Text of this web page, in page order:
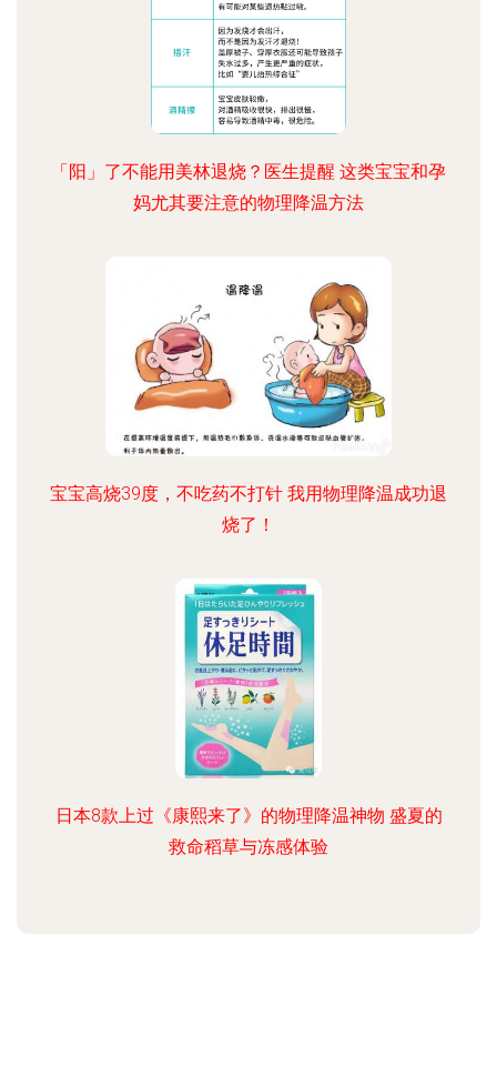
「阳」了不能用美林退烧？医生提醒 这类宝宝和孕
妈尤其要注意的物理降温方法
宝宝高烧39度，不吃药不打针 我用物理降温成功退
烧了！
日本8款上过《康熙来了》的物理降温神物 盛夏的
救命稻草与冻感体验